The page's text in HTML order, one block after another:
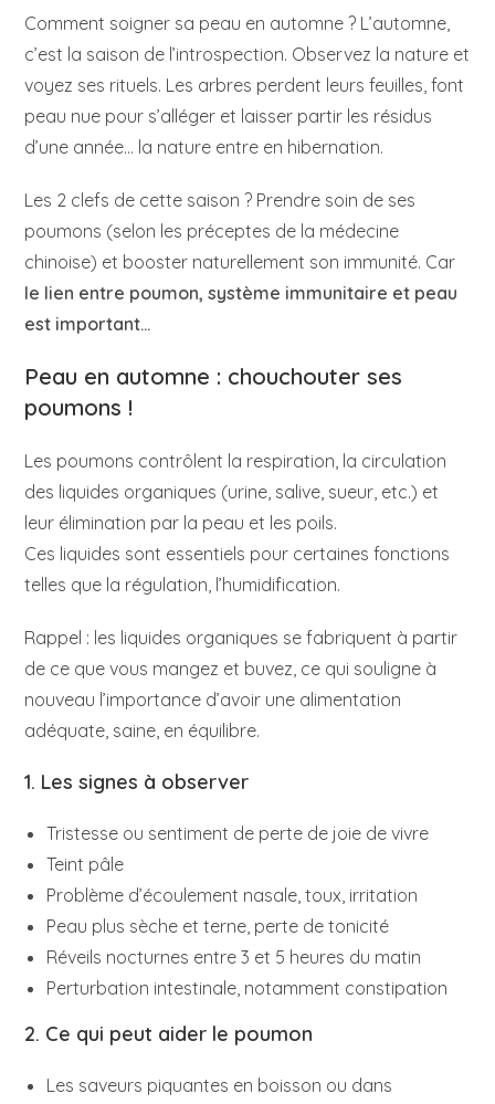
publication :
Comment soigner sa peau en automne ? L’automne,
c’est la saison de l’introspection. Observez la nature et
voyez ses rituels. Les arbres perdent leurs feuilles, font
peau nue pour s’alléger et laisser partir les résidus
d’une année… la nature entre en hibernation.
Les 2 clefs de cette saison ? Prendre soin de ses
poumons (selon les préceptes de la médecine
chinoise) et booster naturellement son immunité. Car
le lien entre poumon, système immunitaire et peau
est important…
Peau en automne : chouchouter ses
poumons !
Les poumons contrôlent la respiration, la circulation
des liquides organiques (urine, salive, sueur, etc.) et
leur élimination par la peau et les poils.
Ces liquides sont essentiels pour certaines fonctions
telles que la régulation, l’humidification.
Rappel : les liquides organiques se fabriquent à partir
de ce que vous mangez et buvez, ce qui souligne à
nouveau l’importance d’avoir une alimentation
adéquate, saine, en équilibre.
1. Les signes à observer
Tristesse ou sentiment de perte de joie de vivre
Teint pâle
Problème d’écoulement nasale, toux, irritation
Peau plus sèche et terne, perte de tonicité
Réveils nocturnes entre 3 et 5 heures du matin
Perturbation intestinale, notamment constipation
2. Ce qui peut aider le poumon
Les saveurs piquantes en boisson ou dans